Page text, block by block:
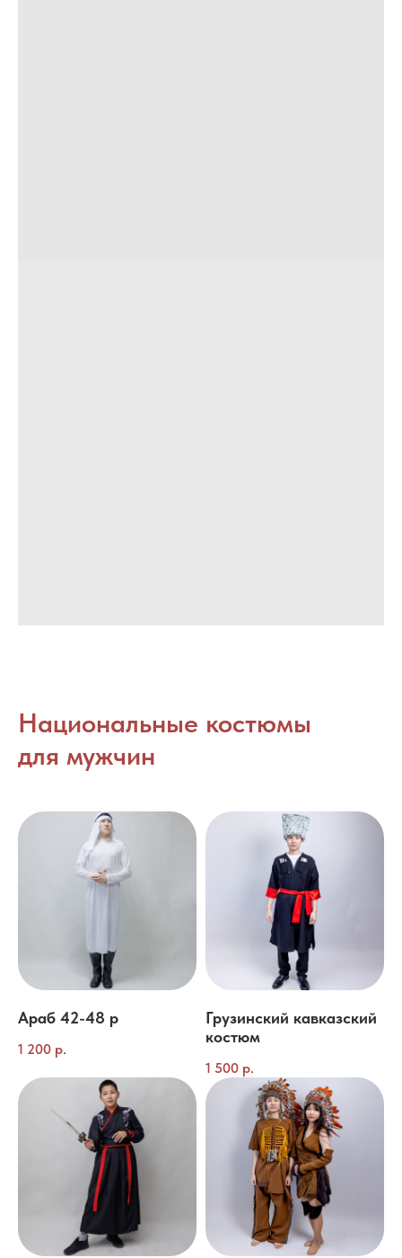
Национальные костюмы
для мужчин
Араб 42-48 р
1 200 р.
Грузинский кавказский
костюм
1 500 р.